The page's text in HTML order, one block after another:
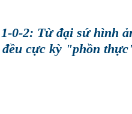
0-2: Từ đại sứ hình
cực kỳ "phồn